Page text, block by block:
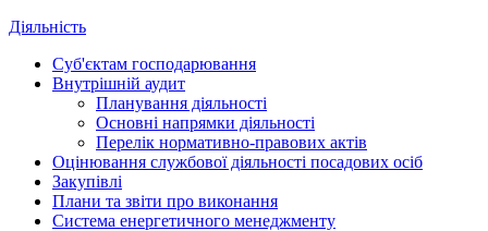
Діяльність
Суб'єктам господарювання
Внутрішній аудит
Планування діяльності
Основні напрямки діяльності
Перелік нормативно-правових актів
Оцінювання службової діяльності посадових осіб
Закупівлі
Плани та звіти про виконання
Система енергетичного менеджменту